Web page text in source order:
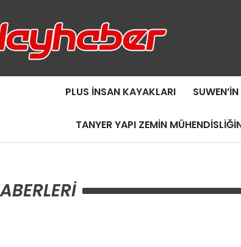
PLUS İNSAN KAYAKLARI
TANYER YAPI ZEMIN